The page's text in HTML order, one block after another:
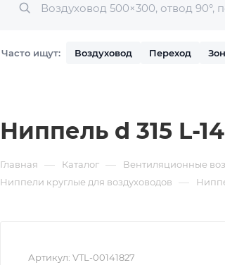
Часто ищут: Воздуховод Переход
Ниппель d 315 L-
Главная — Каталог — Вентиляционные
Ниппели круглые для воздуховодов —
Артикул: VTL-00141827